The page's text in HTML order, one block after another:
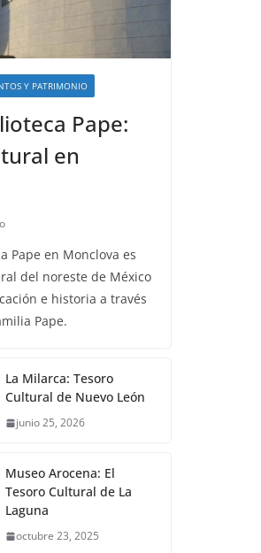
Y PATRIMONIO
Pape:
en
Pape en Monclova es
del noreste de México
e historia a través
Pape.
La Milarca: Tesoro
Cultural de Nuevo León
junio 25, 2026
Museo Arocena: El
Tesoro Cultural de La
Laguna
octubre 23, 2025